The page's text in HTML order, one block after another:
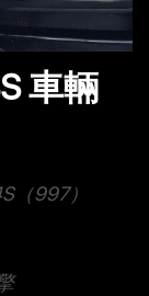
車輛
（997）